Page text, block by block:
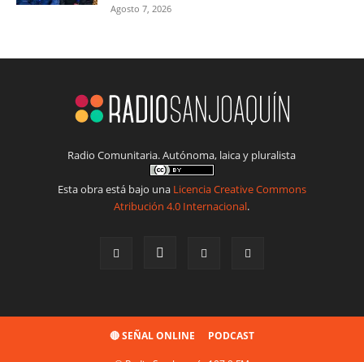
Agosto 7, 2026
Radio Comunitaria. Autónoma, laica y pluralista
Esta obra está bajo una Licencia Creative Commons
Atribución 4.0 Internacional.
🔴 SEÑAL ONLINE PODCAST